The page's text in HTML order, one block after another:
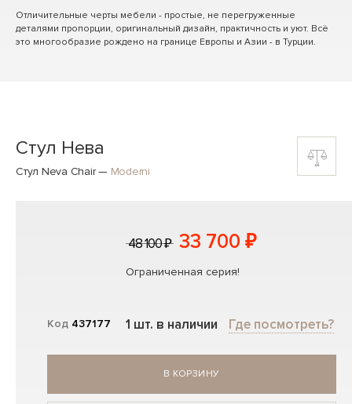
Отличительные черты мебели - простые, не перегруженные
деталями пропорции, оригинальный дизайн, практичность и уют. Всё
это многообразие рождено на границе Европы и Азии - в Турции.
Стул Нева
Стул Neva Chair— Moderni
Код 437177
48 100 ₽ 33 700 ₽
Ограниченная серия!
1 шт. в наличии Где посмотреть?
В КОРЗИНУ